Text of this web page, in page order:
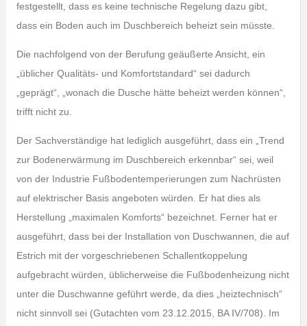
festgestellt, dass es keine technische Regelung dazu gibt,
dass ein Boden auch im Duschbereich beheizt sein müsste.
Die nachfolgend von der Berufung geäußerte Ansicht, ein
„üblicher Qualitäts- und Komfortstandard“ sei dadurch
„geprägt“, „wonach die Dusche hätte beheizt werden können“,
trifft nicht zu.
Der Sachverständige hat lediglich ausgeführt, dass ein „Trend
zur Bodenerwärmung im Duschbereich erkennbar“ sei, weil
von der Industrie Fußbodentemperierungen zum Nachrüsten
auf elektrischer Basis angeboten würden. Er hat dies als
Herstellung „maximalen Komforts“ bezeichnet. Ferner hat er
ausgeführt, dass bei der Installation von Duschwannen, die auf
Estrich mit der vorgeschriebenen Schallentkoppelung
aufgebracht würden, üblicherweise die Fußbodenheizung nicht
unter die Duschwanne geführt werde, da dies „heiztechnisch“
nicht sinnvoll sei (Gutachten vom 23.12.2015, BA IV/708). Im